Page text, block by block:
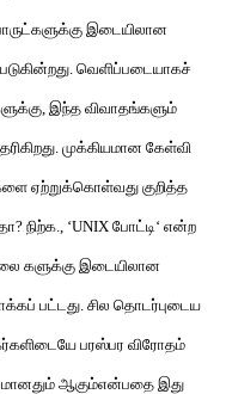
ட்களுக்கு இடையிலான
. வெளிப்படையாகச்
, இந்த விவாதங்களும்
. முக்கியமான கேள்வி
ஏற்றுக்கொள்வது குறித்த
? நிற்க., ‘UNIX போட்டி‘ என்ற
களுக்கு இடையிலான
பட்டது. சில தொடர்புடைய
பரஸ்பர விரோதம்
ஆகும்என்பதை இது